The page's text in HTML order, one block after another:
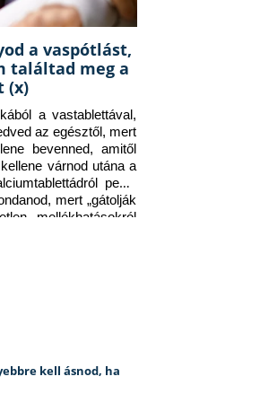
a vaspótlást,
találtad meg a
(x)
a vastablettával,
az egésztől, mert
bevenned, amitől
várnod utána a
pedig
mert „gátolják
mellékhatásokról
kell ásnod, ha